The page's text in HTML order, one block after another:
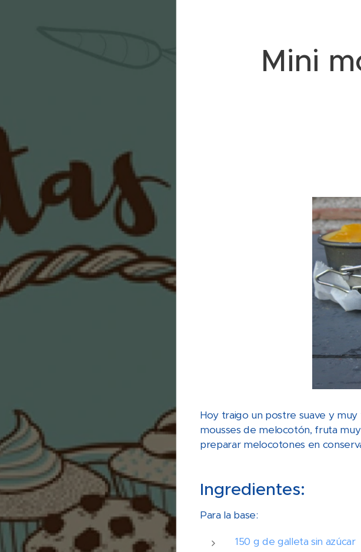
Mini
Hoy traigo un postre suave y muy
mousses de melocotón, fruta
preparar melocotones en
Ingredientes:
Para la base:
150 g de galleta sin azúcar